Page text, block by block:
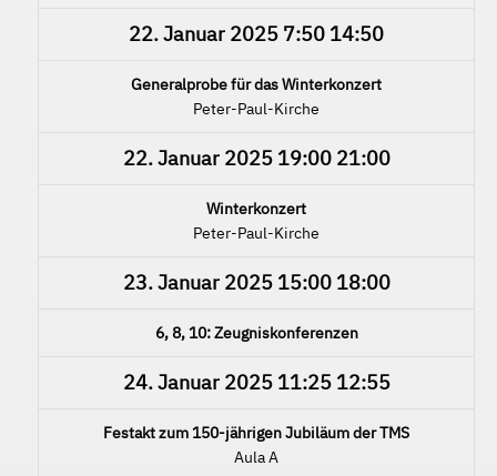
22. Januar 2025 7:50 14:50
Generalprobe für das Winterkonzert
Peter-Paul-Kirche
22. Januar 202519:00 21:00
Winterkonzert
Peter-Paul-Kirche
23. Januar 202515:00 18:00
6, 8, 10: Zeugniskonferenzen
24. Januar 202511:25 12:55
Festakt zum 150-jährigen Jubiläum der TMS
Aula A